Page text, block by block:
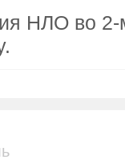
НЛО во 2-